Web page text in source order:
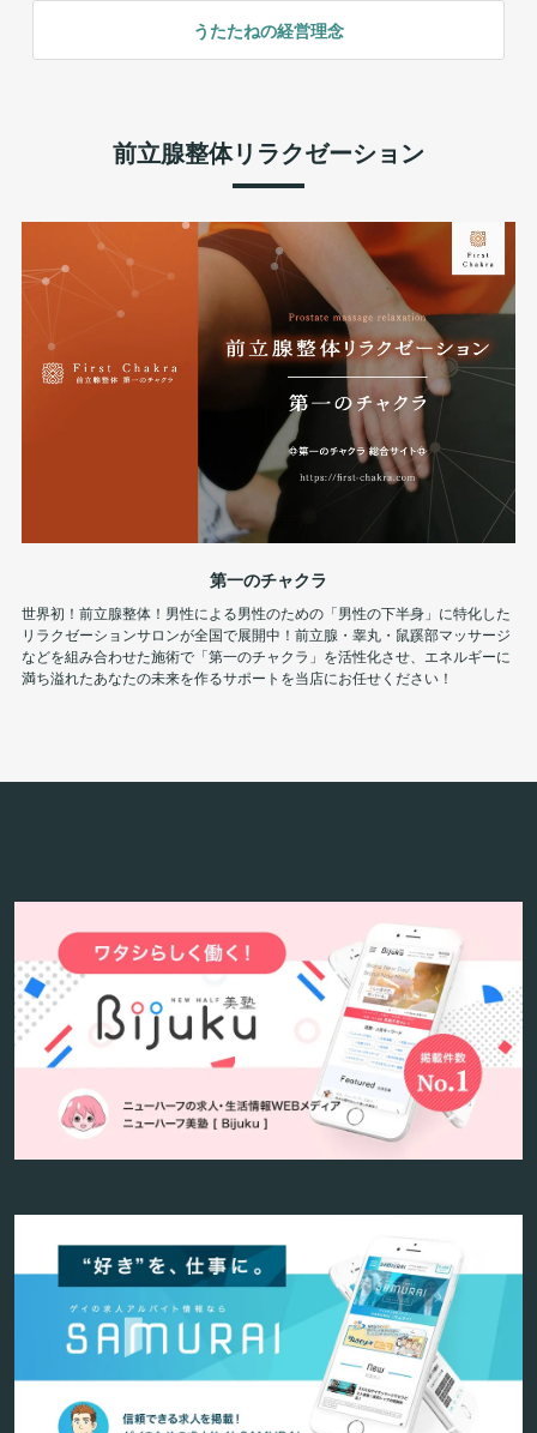
うたたねの経営理念
前立腺整体リラクゼーション
第一のチャクラ
世界初！前立腺整体！男性による男性のための「男性の下半身」に特化した
リラクゼーションサロンが全国で展開中！前立腺・睾丸・鼠蹊部マッサージ
などを組み合わせた施術で「第一のチャクラ」を活性化させ、エネルギーに
満ち溢れたあなたの未来を作るサポートを当店にお任せください！